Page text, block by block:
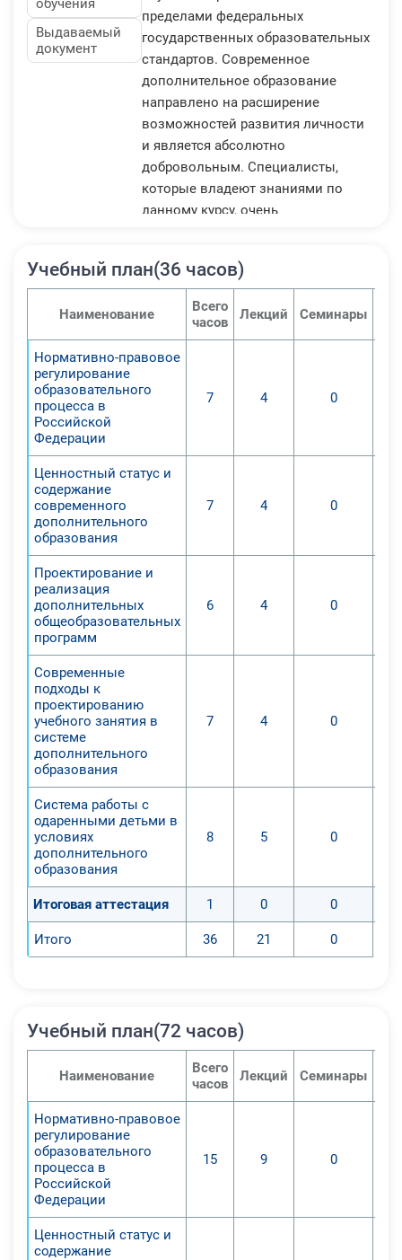
обучения
Выдаваемый
документ
пределами федеральных
государственных образовательных
стандартов. Современное
дополнительное образование
направлено на расширение
возможностей развития личности
и является абсолютно
добровольным. Специалисты,
которые владеют знаниями по
данному курсу, очень
Повысить уровень
педагогических работников в
области реализации
дополнительных
общеразвивающих программ
1. Изучить нормативно-правовое
дополнительного образования;
содержание дополнительного
образования детей;
3. Выявить особенности разработки
и реализации дополнительных
направленности;
4. Изучить особенности
программно-методического
деятельности детей с особыми
образовательными потребностями.
По окончании удаленного курса
слушатели приобретут следующие
1. Изучить нормативно-правовое
обеспечение системы
дополнительного образования;
3. Выявить особенности разработки
и реализации дополнительных
общеобразовательных
общеразвивающих программ
социально-педагогической
4. Изучить особенности
деятельности детей с особыми
образовательными потребностями.
Учебный план(36 часов)
Наименование
Всего
часов
Лекций Семинары
Нормативно-правовое
регулирование
образовательного
процесса в
Российской
Федерации
7 4 0
Ценностный статус и
содержание
современного
дополнительного
образования
7 4 0
Проектирование и
реализация
дополнительных
общеобразовательных
программ
6 4 0
Современные
подходы к
проектированию
учебного занятия в
системе
дополнительного
образования
7 4 0
Система работы с
одаренными детьми в
условиях
дополнительного
образования
8 5 0
Итоговая аттестация 1 0 0
Итого 36 21 0
Учебный план(72 часов)
Наименование
Всего
часов
Лекций Семинары
Нормативно-правовое
регулирование
образовательного
процесса в
Российской
Федерации
15 9 0
Ценностный статус и
содержание